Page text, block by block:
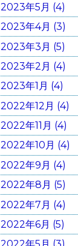
2023年5月 (4)
2023年4月 (3)
2023年3月 (5)
2023年2月 (4)
2023年1月 (4)
2022年12月 (4)
2022年11月 (4)
2022年10月 (4)
2022年9月 (4)
2022年8月 (5)
2022年7月 (4)
2022年6月 (5)